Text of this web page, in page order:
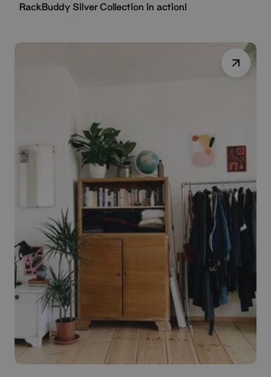
RackBuddy Silver Collection in action!